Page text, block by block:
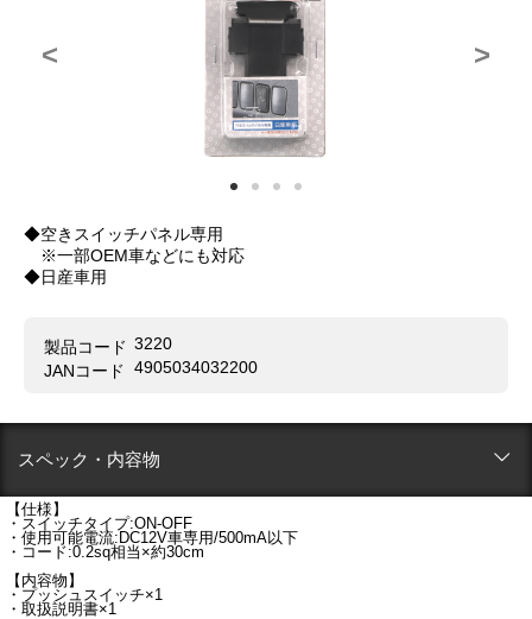
< >
◆空きスイッチパネル専用
※一部OEM車などにも対応
◆日産車用
製品コード 3220
JANコード
4905034032200
スペック・内容物
【仕様】
・スイッチタイプ:ON-OFF
・使用可能電流:DC12V車専用/500mA以下
・コード:0.2sq相当×約30cm
【内容物】
・プッシュスイッチ×1
・取扱説明書×1